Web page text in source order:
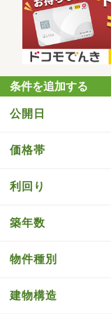
条件を追加する
公開日
価格帯
利回り
築年数
物件種別
建物構造